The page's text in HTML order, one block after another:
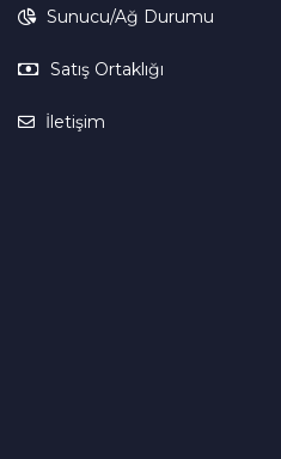
Sunucu/Ağ Durumu
Satış Ortaklığı
İletişim